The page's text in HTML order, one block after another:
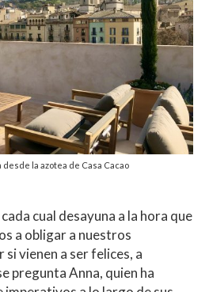
la azotea de Casa Cacao
cual desayuna a la hora que
a obligar a nuestros
vienen a ser felices, a
pregunta Anna, quien ha